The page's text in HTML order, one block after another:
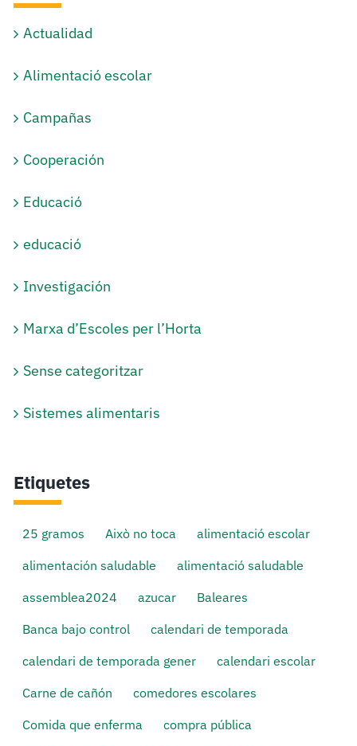
Actualidad
Alimentació escolar
Campañas
Cooperación
Educació
educació
Investigación
Marxa d’Escoles per l’Horta
Sense categoritzar
Sistemes alimentaris
Etiquetes
25 gramos Això no toca
alimentació escolar
alimentación saludable
alimentació saludable
assemblea2024
azucar
Baleares
Banca bajo control
calendari de temporada
calendari de temporada gener
calendari escolar
Carne de cañón
comedores escolares
Comida que enferma
compra pública